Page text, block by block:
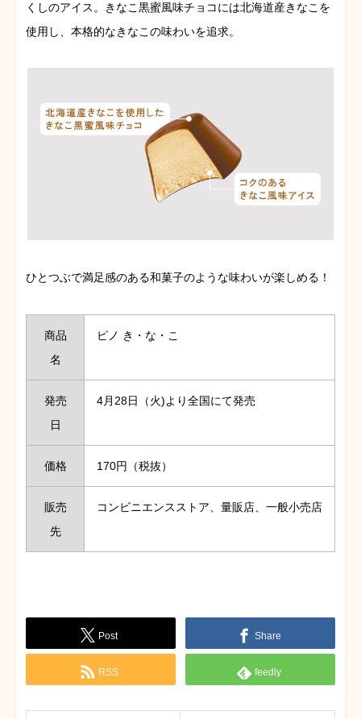
くしのアイス。きなこ黒蜜風味チョコには北海道産きなこを
使用し、本格的なきなこの味わいを追求。
ひとつぶで満足感のある和菓子のような味わいが楽しめる！
商品
名
ピノ き・な・こ
発売
日
4月28日（火)より全国にて発売
価格 170円（税抜）
販売
先
コンビニエンスストア、量販店、一般小売店
Post Share
RSS feedly